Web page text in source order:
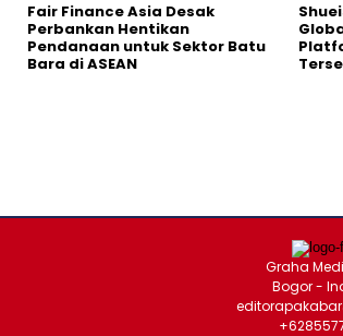
Fair Finance Asia Desak
Perbankan Hentikan
Pendanaan untuk Sektor Batu
Bara di ASEAN
Graha
Bogor -